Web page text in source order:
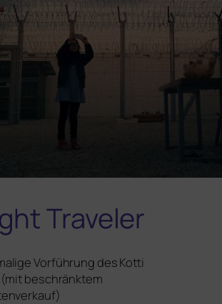
Traveler
Vorführung des Kotti
(mit beschränk­tem